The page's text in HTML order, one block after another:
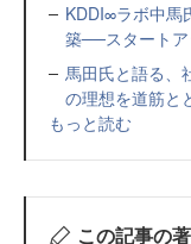
KDDI∞ラボ中馬
築──スタート
馬田氏と語る、
の理想を道筋と
もっと読む
この記事の